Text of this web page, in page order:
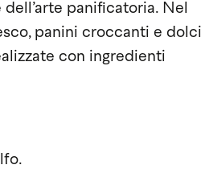
panificatoria. Nel
panini croccanti e dolci
con ingredienti